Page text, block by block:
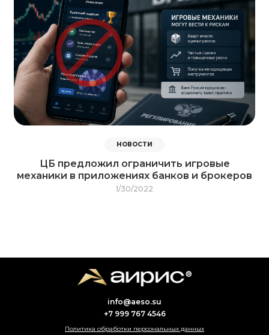
НОВОСТИ
ЦБ предложил ограничить игровые
механики в приложениях банков и брокеров
1/30/2022
info@aeso.su
+7 999 767 4546
Политика обработки персональных данных